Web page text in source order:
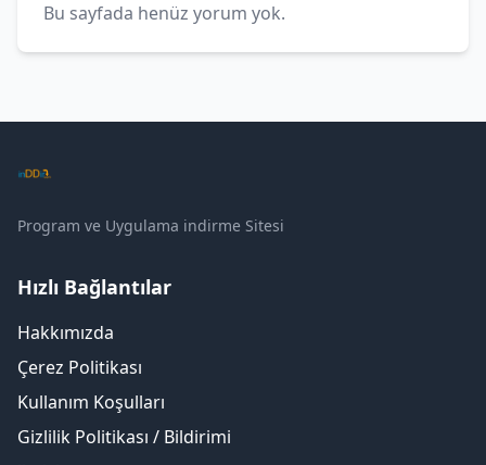
Bu sayfada henüz yorum yok.
Program ve Uygulama indirme Sitesi
Hızlı Bağlantılar
Hakkımızda
Çerez Politikası
Kullanım Koşulları
Gizlilik Politikası / Bildirimi